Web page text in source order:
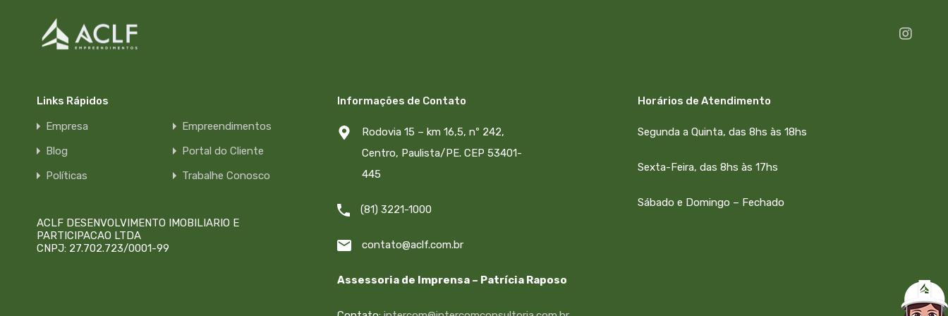
Links Rápidos
Empresa
Empreendimentos
Blog
Portal do Cliente
Políticas
Trabalhe Conosco
ACLF DESENVOLVIMENTO IMOBILIARIO E
PARTICIPACAO LTDA
CNPJ: 27.702.723/0001-99
Informações de Contato
Rodovia 15 – km 16,5, nº 242,
Centro, Paulista/PE. CEP 53401-
445
(81) 3221-1000
contato@aclf.com.br
Assessoria de Imprensa – Patrícia Raposo
Horários de Atendimento
Segunda a Quinta, das 8hs às 18hs
Sexta-Feira, das 8hs às 17hs
Sábado e Domingo – Fechado